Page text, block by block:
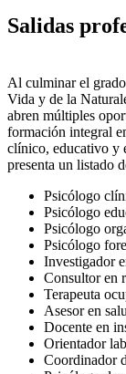
Salidas
Al culminar el
Vida y de la
abren múltiples
formación integral
clínico, educativo y
presenta un listado
Psicólogo
Psicólogo
Psicólogo
Psicólogo
Investigador
Consultor en
Terapeuta
Asesor en
Docente en
Orientador
Coordinador